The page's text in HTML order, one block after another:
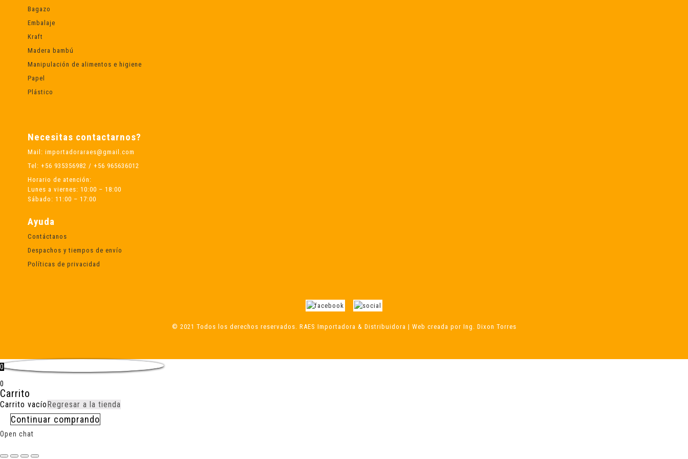
Bagazo
Embalaje
Kraft
Madera bambú
Manipulación de alimentos e higiene
Papel
Plástico
Necesitas contactarnos?
Mail: importadoraraes@gmail.com
Tel: +56 935356982 / +56 965636012
Horario de atención:
Lunes a viernes: 10:00 – 18:00
Sábado: 11:00 – 17:00
Ayuda
Contáctanos
Despachos y tiempos de envío
Políticas de privacidad
© 2021 Todos los derechos reservados. RAES Importadora & Distribuidora | Web creada por Ing. Dixon Torres
0
0
Carrito
Carrito vacíoRegresar a la tienda
Continuar comprando
Open chat